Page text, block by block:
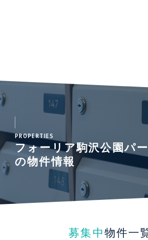
PROPERTIES
フォーリア駒沢公園パ
の物件情報
募集中 物件一